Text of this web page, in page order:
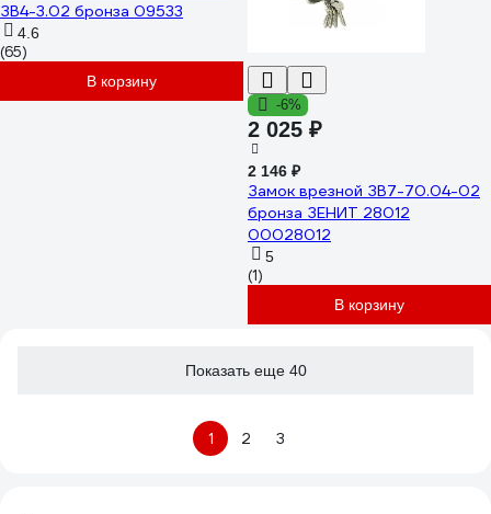
ЗВ4-3.02 бронза 09533
4.6
(65)
В корзину
-6%
2 025 ₽
2 146 ₽
Замок врезной ЗВ7-70.04-02
бронза ЗЕНИТ 28012
00028012
5
(1)
В корзину
Показать еще 40
1 2 3